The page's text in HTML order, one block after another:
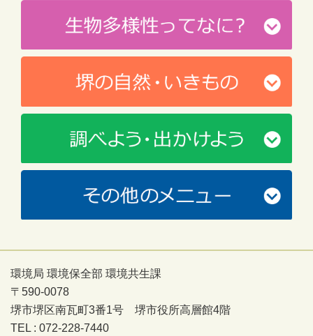
環境局 環境保全部 環境共生課
〒590-0078
堺市堺区南瓦町3番1号 堺市役所高層館4階
TEL : 072-228-7440